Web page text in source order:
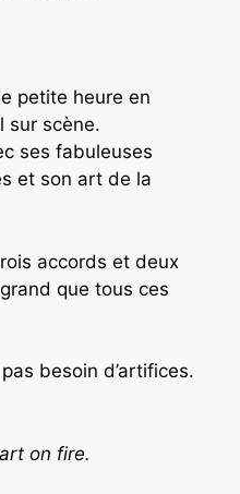
petite heure en
sur scène.
ses fabuleuses
et son art de la
accords et deux
que tous ces
besoin d’artifices.
on fire.